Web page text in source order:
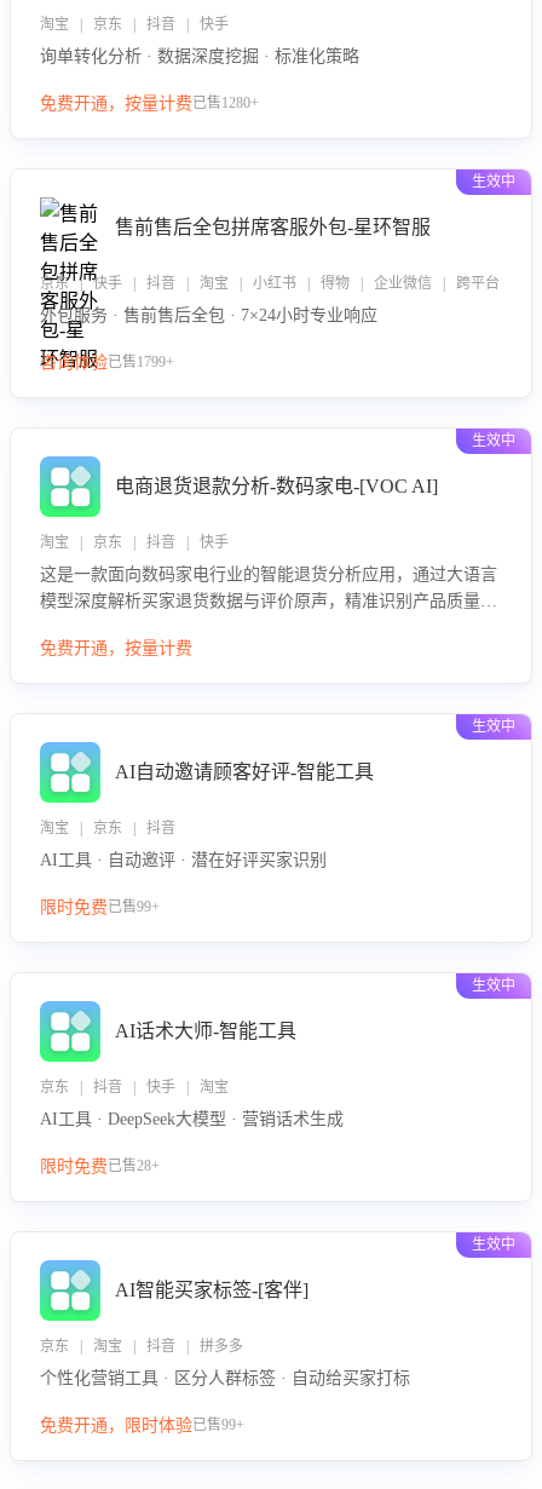
淘宝 | 京东 | 抖音 | 快手
询单转化分析 · 数据深度挖掘 · 标准化策略
免费开通，按量计费已售1280+
生效中
售前售后全包拼席客服外包-星环智服
京东 | 快手 | 抖音 | 淘宝 | 小红书 | 得物 | 企业微信 | 跨平台
外包服务 · 售前售后全包 · 7×24小时专业响应
咨询体验已售1799+
生效中
电商退货退款分析-数码家电-[VOC AI]
淘宝 | 京东 | 抖音 | 快手
这是一款面向数码家电行业的智能退货分析应用，通过大语言
模型深度解析买家退货数据与评价原声，精准识别产品质量、
议，通过挖掘用户痛点驱动产品迭代，从根本上降低退货率，
免费开通，按量计费
生效中
AI自动邀请顾客好评-智能工具
淘宝 | 京东 | 抖音
AI工具 · 自动邀评 · 潜在好评买家识别
限时免费已售99+
生效中
AI话术大师-智能工具
京东 | 抖音 | 快手 | 淘宝
AI工具 · DeepSeek大模型 · 营销话术生成
限时免费已售28+
生效中
AI智能买家标签-[客伴]
京东 | 淘宝 | 抖音 | 拼多多
个性化营销工具 · 区分人群标签 · 自动给买家打标
免费开通，限时体验已售99+